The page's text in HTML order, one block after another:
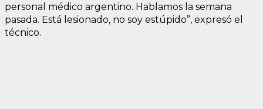
personal médico argentino. Hablamos la semana
pasada. Está lesionado, no soy estúpido”, expresó el
técnico.